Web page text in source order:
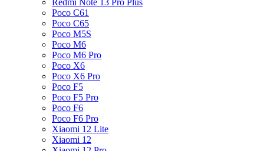
Poco C61
Poco C65
Poco M5S
Poco M6
Poco M6 Pro
Poco X6
Poco X6 Pro
Poco F5
Poco F5 Pro
Poco F6
Poco F6 Pro
Xiaomi 12 Lite
Xiaomi 12